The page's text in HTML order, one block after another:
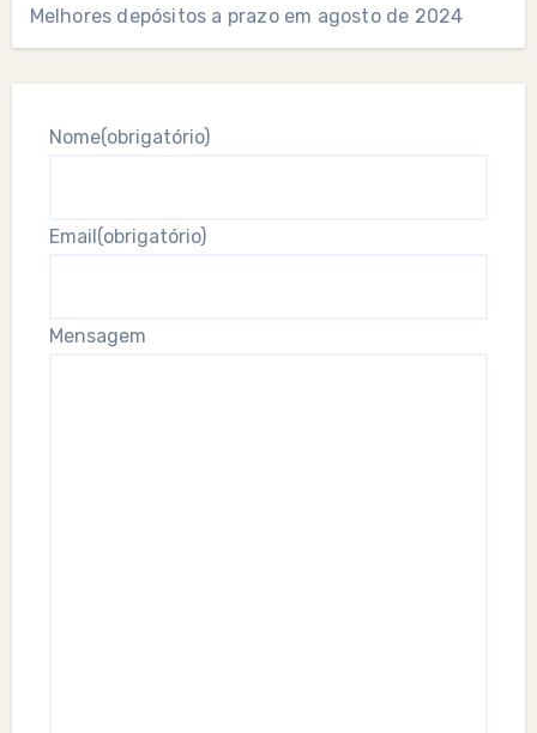
Melhores depósitos a prazo em agosto de 2024
Nome(obrigatório)
Email (obrigatório)
Mensagem